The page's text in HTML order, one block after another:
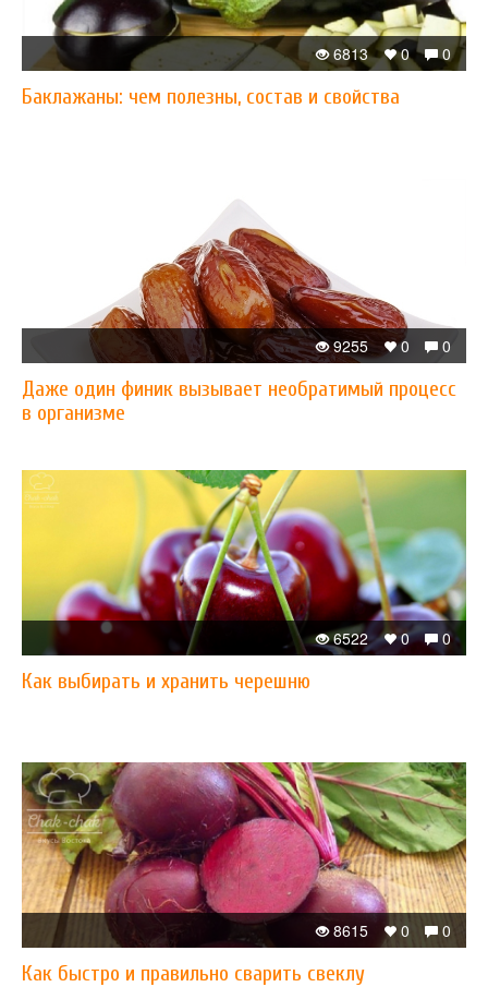
0
0
6813
Баклажаны: чем полезны, состав и свойства
0
0
9255
Даже один финик вызывает необратимый процесс
в организме
0
0
6522
Как выбирать и хранить черешню
0
0
8615
Как быстро и правильно сварить свеклу